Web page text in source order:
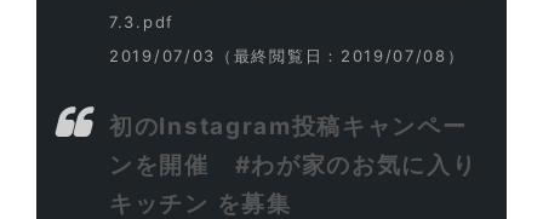
7.3.pdf
2019/07/03
（最終閲覧日：2019/07/08）
初のInstagram投稿キャンペー
ンを開催 #わが家のお気に入り
キッチン を募集